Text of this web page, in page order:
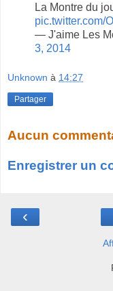
La Montre du
pic.twitter.com/
— J'aime Les
3, 2014
Unknown à 14:27
Partager
Aucun
Enregistrer un
‹